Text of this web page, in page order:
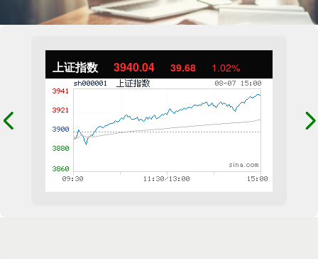
上证指数 3940.04 39.68 1.02%